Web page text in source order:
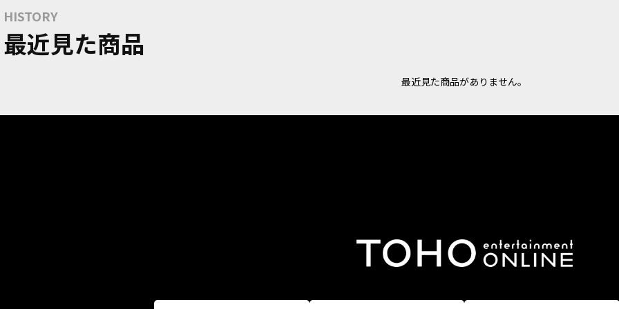
HISTORY
最近見た商品
最近見た商品がありません。